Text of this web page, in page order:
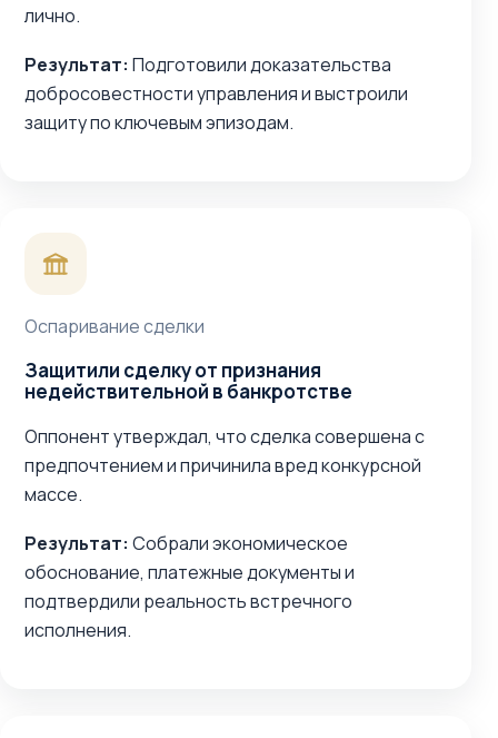
лично.
Результат: Подготовили доказательства
добросовестности управления и выстроили
защиту по ключевым эпизодам.
Оспаривание сделки
Защитили сделку от признания
недействительной в банкротстве
Оппонент утверждал, что сделка совершена с
предпочтением и причинила вред конкурсной
массе.
Результат: Собрали экономическое
обоснование, платежные документы и
подтвердили реальность встречного
исполнения.